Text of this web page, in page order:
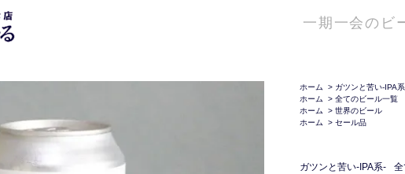
一期一会のビ
ホーム > ガツンと苦い-IPA
ホーム
> 全てのビール一覧
ホーム
> 世界のビール
ホーム
> セール品
ガツンと苦い-IPA系-